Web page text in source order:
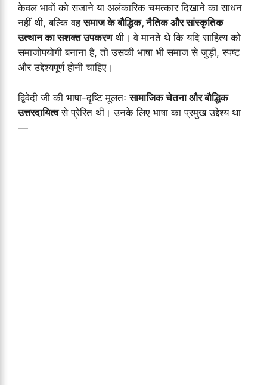
केवल भावों को सजाने या अलंकारिक चमत्कार दिखाने का साधन
नहीं थी, बल्कि वहसमाज के बौद्धिक, नैतिक और सांस्कृतिक
उत्थान का सशक्त उपकरणथी। वे मानते थे कि यदि साहित्य को
समाजोपयोगी बनाना है, तो उसकी भाषा भी समाज से जुड़ी, स्पष्ट
और उद्देश्यपूर्ण होनी चाहिए।
द्विवेदी जी की भाषा-दृष्टि मूलतःसामाजिक चेतना और बौद्धिक
उत्तरदायित्वसे प्रेरित थी। उनके लिए भाषा का प्रमुख उद्देश्य था
—